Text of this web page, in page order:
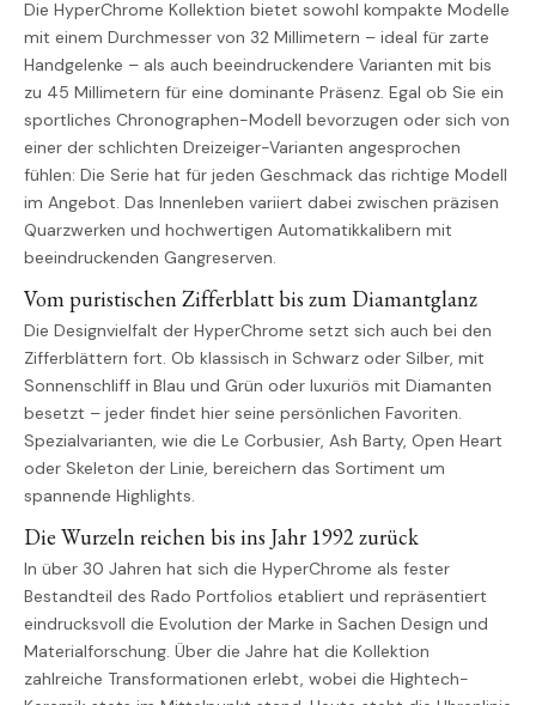
Die HyperChrome Kollektion bietet sowohl kompakte Modelle
mit einem Durchmesser von 32 Millimetern – ideal für zarte
Handgelenke – als auch beeindruckendere Varianten mit bis
zu 45 Millimetern für eine dominante Präsenz. Egal ob Sie ein
sportliches Chronographen-Modell bevorzugen oder sich von
einer der schlichten Dreizeiger-Varianten angesprochen
fühlen: Die Serie hat für jeden Geschmack das richtige Modell
im Angebot. Das Innenleben variiert dabei zwischen präzisen
Quarzwerken und hochwertigen Automatikkalibern mit
beeindruckenden Gangreserven.
Vom puristischen Zifferblatt bis zum Diamantglanz
Die Designvielfalt der HyperChrome setzt sich auch bei den
Zifferblättern fort. Ob klassisch in Schwarz oder Silber, mit
Sonnenschliff in Blau und Grün oder luxuriös mit Diamanten
besetzt – jeder findet hier seine persönlichen Favoriten.
Spezialvarianten, wie die Le Corbusier, Ash Barty, Open Heart
oder Skeleton der Linie, bereichern das Sortiment um
spannende Highlights.
Die Wurzeln reichen bis ins Jahr 1992 zurück
In über 30 Jahren hat sich die HyperChrome als fester
Bestandteil des Rado Portfolios etabliert und repräsentiert
eindrucksvoll die Evolution der Marke in Sachen Design und
Materialforschung. Über die Jahre hat die Kollektion
zahlreiche Transformationen erlebt, wobei die Hightech-